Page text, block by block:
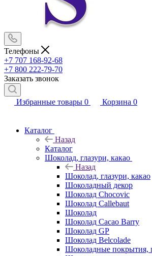
Телефоны
+7 707 168-92-68
+7 800 222-79-70
Заказать звонок
Избранные товары 0 Корзина 0
Каталог
Назад
Каталог
Шоколад, глазури, какао
Назад
Шоколад, глазури, какао
Шоколадный декор
Шоколад Chocovic
Шоколад Callebaut
Шоколад
Шоколад Cacao Barry
Шоколад GP
Шоколад Belcolade
Шоколадные покрытия,